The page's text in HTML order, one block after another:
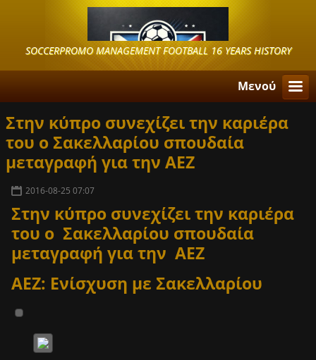
SOCCERPROMO MANAGEMENT FOOTBALL 16 YEARS HISTORY
Μενού
Στην κύπρο συνεχίζει την καριέρα
του o Σακελλαρίου σπουδαία
μεταγραφή για την ΑΕΖ
2016-08-25 07:07
Στην κύπρο συνεχίζει την καριέρα
του o Σακελλαρίου σπουδαία
μεταγραφή για την ΑΕΖ
ΑΕΖ: Ενίσχυση με Σακελλαρίου